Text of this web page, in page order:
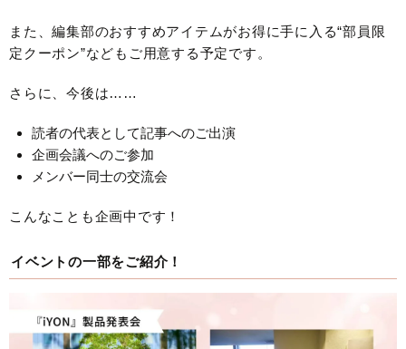
また、編集部のおすすめアイテムがお得に手に入る“部員限
定クーポン”などもご用意する予定です。
さらに、今後は……
読者の代表として記事へのご出演
企画会議へのご参加
メンバー同士の交流会
こんなことも企画中です！
イベントの一部をご紹介！